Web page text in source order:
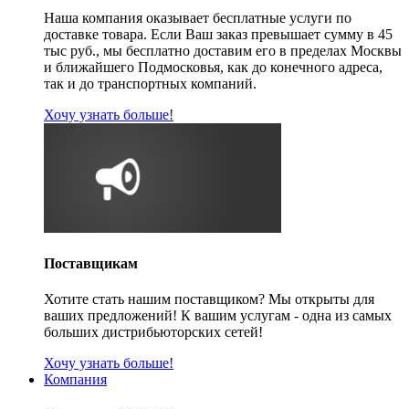
Наша компания оказывает бесплатные услуги по
доставке товара. Если Ваш заказ превышает сумму в 45
тыс руб., мы бесплатно доставим его в пределах Москвы
и ближайшего Подмосковья, как до конечного адреса,
так и до транспортных компаний.
Хочу узнать больше!
Поставщикам
Хотите стать нашим поставщиком? Мы открыты для
ваших предложений! К вашим услугам - одна из самых
больших дистрибьюторских сетей!
Хочу узнать больше!
Компания